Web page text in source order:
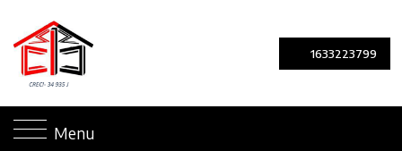
1633223799
Menu